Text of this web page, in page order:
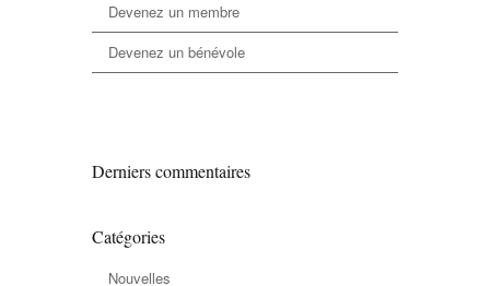
Devenez un membre
Devenez un bénévole
Derniers commentaires
Catégories
Nouvelles